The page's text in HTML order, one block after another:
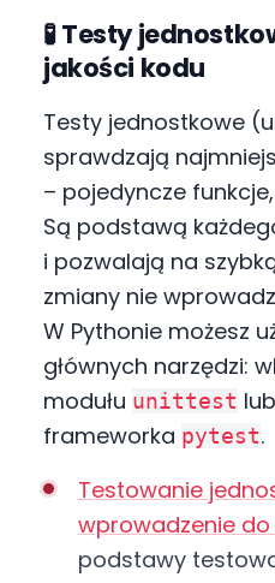
🧪 Testy
jakości kodu
Testy jednostkowe
sprawdzają
– pojedyncze
Są podstawą
i pozwalają na
zmiany nie
W Pythonie możesz
głównych narzędzi:
modułu unittest
frameworka pytest.
Testowanie
wprowadzenie
podstawy